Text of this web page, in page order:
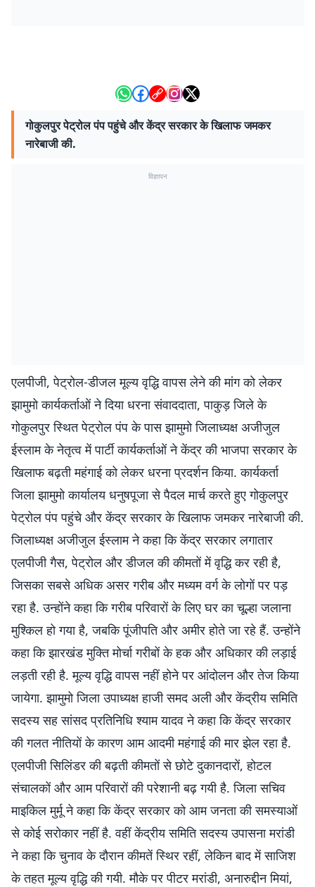
गोकुलपुर पेट्रोल पंप पहुंचे और केंद्र सरकार के खिलाफ जमकर
नारेबाजी की.
विज्ञापन
एलपीजी, पेट्रोल-डीजल मूल्य वृद्धि वापस लेने की मांग को लेकर
झामुमो कार्यकर्ताओं ने दिया धरना संवाददाता, पाकुड़ जिले के
गोकुलपुर स्थित पेट्रोल पंप के पास झामुमो जिलाध्यक्ष अजीजुल
ईस्लाम के नेतृत्व में पार्टी कार्यकर्ताओं ने केंद्र की भाजपा सरकार के
खिलाफ बढ़ती महंगाई को लेकर धरना प्रदर्शन किया. कार्यकर्ता
जिला झामुमो कार्यालय धनुषपूजा से पैदल मार्च करते हुए गोकुलपुर
पेट्रोल पंप पहुंचे और केंद्र सरकार के खिलाफ जमकर नारेबाजी की.
जिलाध्यक्ष अजीजुल ईस्लाम ने कहा कि केंद्र सरकार लगातार
एलपीजी गैस, पेट्रोल और डीजल की कीमतों में वृद्धि कर रही है,
जिसका सबसे अधिक असर गरीब और मध्यम वर्ग के लोगों पर पड़
रहा है. उन्होंने कहा कि गरीब परिवारों के लिए घर का चूल्हा जलाना
मुश्किल हो गया है, जबकि पूंजीपति और अमीर होते जा रहे हैं. उन्होंने
कहा कि झारखंड मुक्ति मोर्चा गरीबों के हक और अधिकार की लड़ाई
लड़ती रही है. मूल्य वृद्धि वापस नहीं होने पर आंदोलन और तेज किया
जायेगा. झामुमो जिला उपाध्यक्ष हाजी समद अली और केंद्रीय समिति
सदस्य सह सांसद प्रतिनिधि श्याम यादव ने कहा कि केंद्र सरकार
की गलत नीतियों के कारण आम आदमी महंगाई की मार झेल रहा है.
एलपीजी सिलिंडर की बढ़ती कीमतों से छोटे दुकानदारों, होटल
संचालकों और आम परिवारों की परेशानी बढ़ गयी है. जिला सचिव
माइकिल मुर्मू ने कहा कि केंद्र सरकार को आम जनता की समस्याओं
से कोई सरोकार नहीं है. वहीं केंद्रीय समिति सदस्य उपासना मरांडी
ने कहा कि चुनाव के दौरान कीमतें स्थिर रहीं, लेकिन बाद में साजिश
के तहत मूल्य वृद्धि की गयी. मौके पर पीटर मरांडी, अनारुद्दीन मियां,